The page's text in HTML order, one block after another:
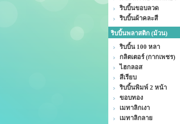
ริบบิ้นขอบลวด
ริบบิ้นผ้าคละสี
ริบบิ้นพลาสติก (ม้วน)
ริบบิ้น 100 หลา
กลิตเตอร์ (กากเพชร)
ไฮกลอส
สีเรียบ
ริบบิ้นพิมพ์ 2 หน้า
ขอบทอง
เมทาลิกเงา
เมทาลิกลาย